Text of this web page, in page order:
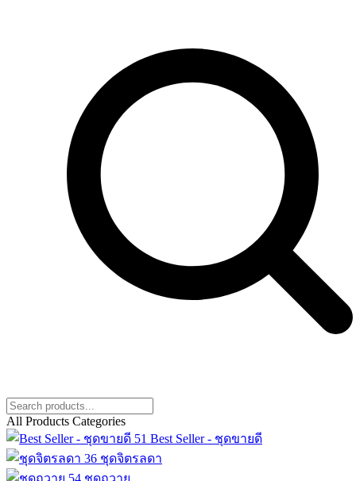
All Products Categories
51 Best Seller - ชุดขายดี
36 ชุดจิตรลดา
54 ชุดถวาย